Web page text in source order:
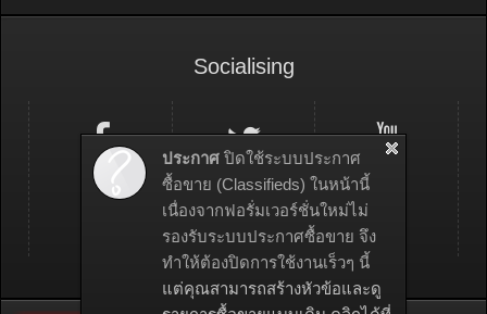
ประกาศ ปิดใช้ระบบประกาศ
ซื้อขาย (Classifieds) ในหน้านี้
เนื่องจากฟอรั่มเวอร์ชั่นใหม่ไม่
รองรับระบบประกาศซื้อขาย จึง
ทำให้ต้องปิดการใช้งานเร็วๆ นี้
แต่คุณสามารถสร้างหัวข้อและดู
Socialising